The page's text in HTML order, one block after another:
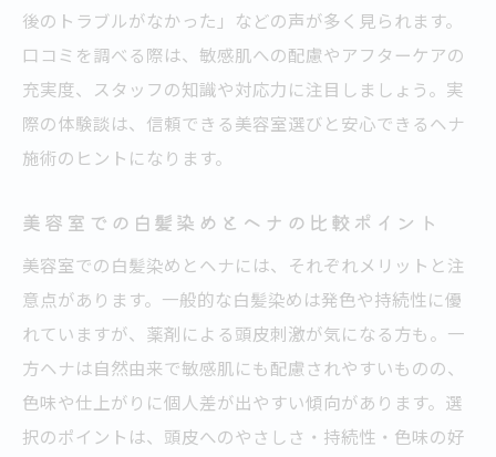
後のトラブルがなかった」などの声が多く見られます。
口コミを調べる際は、敏感肌への配慮やアフターケアの
充実度、スタッフの知識や対応力に注目しましょう。実
際の体験談は、信頼できる美容室選びと安心できるヘナ
施術のヒントになります。
美容室での白髪染めとヘナの比較ポイント
美容室での白髪染めとヘナには、それぞれメリットと注
意点があります。一般的な白髪染めは発色や持続性に優
れていますが、薬剤による頭皮刺激が気になる方も。一
方ヘナは自然由来で敏感肌にも配慮されやすいものの、
色味や仕上がりに個人差が出やすい傾向があります。選
択のポイントは、頭皮へのやさしさ・持続性・色味の好